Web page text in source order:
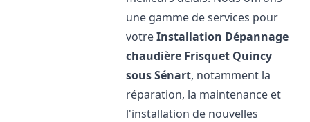
une gamme de services pour
votreInstallation Dépannage
chaudière Frisquet Quincy
sous Sénart, notamment la
réparation, la maintenance et
l'installation de nouvelles